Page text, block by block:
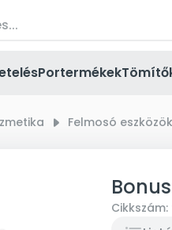
Portermékek
right_small Felmosó
Cikkszám: